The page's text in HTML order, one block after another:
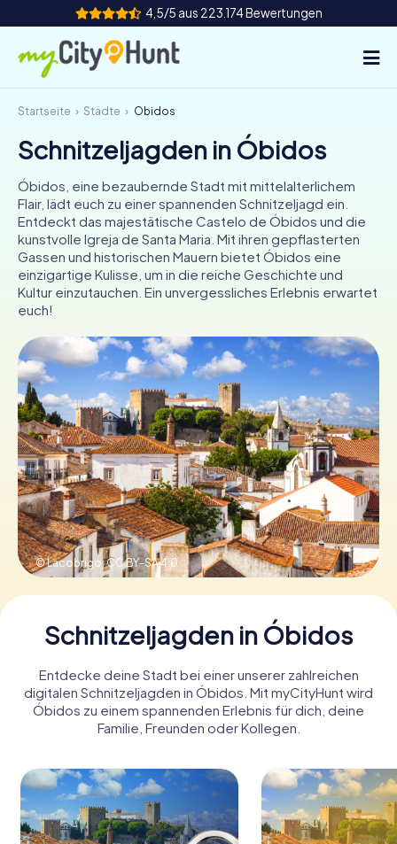
4,5/5 aus 223.174 Bewertungen
So funktioniert's
Städte
Touren
Teamevent
Tickets
ES
FR UK
IE
IT
NL
Tickets buchen
Gutscheine bestellen
Startseite Städte Óbidos
Schnitzeljagden in Óbidos
Óbidos, eine bezaubernde Stadt mit mittelalterlichem
Flair, lädt euch zu einer spannenden Schnitzeljagd ein.
Entdeckt das majestätische Castelo de Óbidos und die
kunstvolle Igreja de Santa Maria. Mit ihren gepflasterten
Gassen und historischen Mauern bietet Óbidos eine
einzigartige Kulisse, um in die reiche Geschichte und
Kultur einzutauchen. Ein unvergessliches Erlebnis erwartet
euch!
© Lacobrigo,CC BY-SA 4.0
Schnitzeljagden in Óbidos
Entdecke deine Stadt bei einer unserer zahlreichen
digitalen Schnitzeljagden in Óbidos. Mit myCityHunt wird
Óbidos zu einem spannenden Erlebnis für dich, deine
Familie, Freunden oder Kollegen.